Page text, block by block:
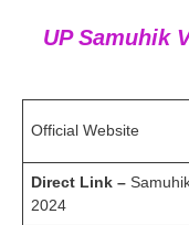
UP Samuhik
Official Website
Direct Link –
2024